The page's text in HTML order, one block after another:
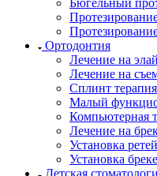
Бюгельный
Ортодонтия
Лечение на
Лечение на
Сплинт терапия
Малый
Компьютерная
Лечение на
Установка
Установка